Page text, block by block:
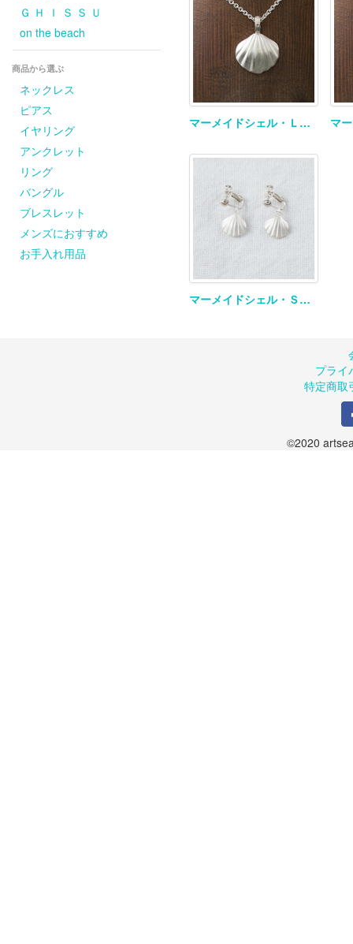
Ｇ Ｈ Ｉ Ｓ Ｓ Ｕ
on the beach
商品から選ぶ
ネックレス
ピアス
イヤリング
アンクレット
リング
バングル
ブレスレット
メンズにおすすめ
お手入れ用品
マーメイドシェル・Ｌチェーンネックレス
マーメイドシェル・Ｓイヤリング
プライ
特定商取
©2020